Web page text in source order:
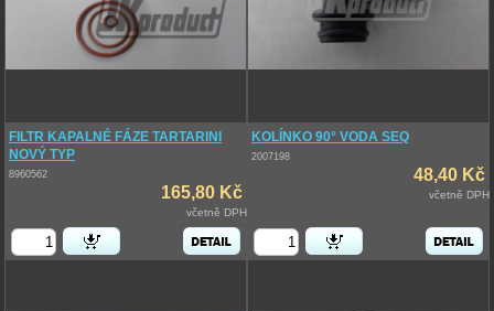
FILTR KAPALNÉ FÁZE TARTARINI
NOVÝ TYP
8960562
165,80 Kč
včetně DPH
KOLÍNKO 90° VODA SEQ
2007198
48,40 Kč
včetně DPH